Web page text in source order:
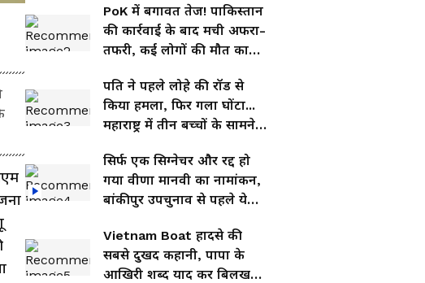
PoK में बगावत तेज! पाकिस्तान
की कार्रवाई के बाद मची अफरा-
तफरी, कई लोगों की मौत का
पति ने पहले लोहे की रॉड से
किया हमला, फिर गला घोंटा...
महाराष्ट्र में तीन बच्चों के सामने
सिर्फ एक सिग्नेचर और रद्द हो
गया वीणा मानवी का नामांकन,
बांकीपुर उपचुनाव से पहले ये
Vietnam Boat हादसे की
सबसे दुखद कहानी, पापा के
आखिरी शब्द याद कर बिलख